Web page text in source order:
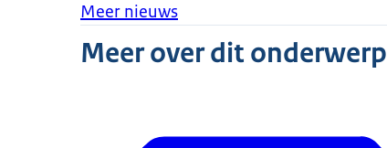
Meer nieuws
Meer over dit onderwerp